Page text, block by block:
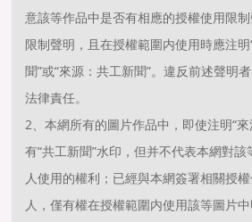
意該等作品中是否有相應的授權使用限
限制聲明，且在授權範圍内使用時應注
聞”或“來源：共工新聞”。違反前述聲明
法律責任。
2、本網所有的圖片作品中，即使注明“
有“共工新聞”水印，但并不代表本網對
人使用的權利；已經與本網簽署相關授
人，僅有權在授權範圍内使用該等圖片